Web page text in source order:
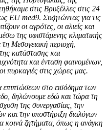
στις Βρυξέλλες στις 24
EUmed9. Συζητώντας για τις
οι αγρότες, οι αλιείς και
της υφιστάμενης κλιματικής
τη Μεσογειακή περιοχή,
κατάστασης και
και ένταση φαινομένων,
πυρκαγιές στις χώρες μας.
επιπτώσεων στο εισόδημα των
δηλώνουμε εδώ και τώρα τη
της συνεργασίας, την
και την υποστήριξη διαλόγων
κοινά ζητήματα, όπως η ανάγκη